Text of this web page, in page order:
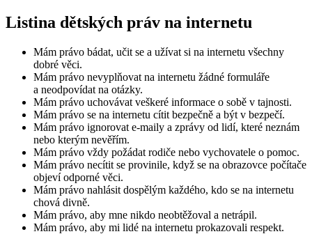
Listina dětských práv na internetu
Mám právo bádat, učit se a užívat si na internetu všechny
dobré věci.
Mám právo nevyplňovat na internetu žádné formuláře
a neodpovídat na otázky.
Mám právo uchovávat veškeré informace o sobě v tajnosti.
Mám právo se na internetu cítit bezpečně a být v bezpečí.
Mám právo ignorovat e-maily a zprávy od lidí, které neznám
nebo kterým nevěřím.
Mám právo vždy požádat rodiče nebo vychovatele o pomoc.
Mám právo necítit se provinile, když se na obrazovce počítače
objeví odporné věci.
Mám právo nahlásit dospělým každého, kdo se na internetu
chová divně.
Mám právo, aby mne nikdo neobtěžoval a netrápil.
Mám právo, aby mi lidé na internetu prokazovali respekt.